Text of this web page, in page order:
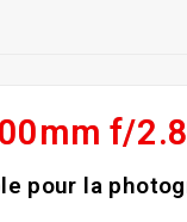
f/
pour la